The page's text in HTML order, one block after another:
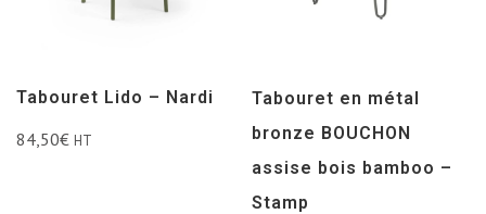
Tabouret Lido – Nardi
84,50€ HT
Tabouret en métal
bronze BOUCHON
assise bois bamboo –
Stamp